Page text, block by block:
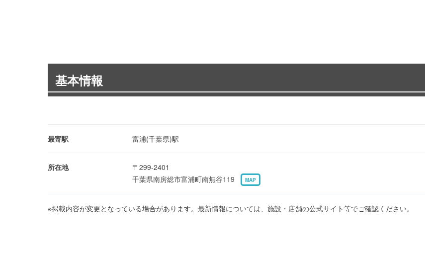
基本情報
最寄駅 富浦(千葉県)駅
所在地
〒299-2401
千葉県南房総市富浦町南無谷119
MAP
※掲載内容が変更となっている場合があります。最新情報については、施設・店舗の公式サイト等でご確認ください。